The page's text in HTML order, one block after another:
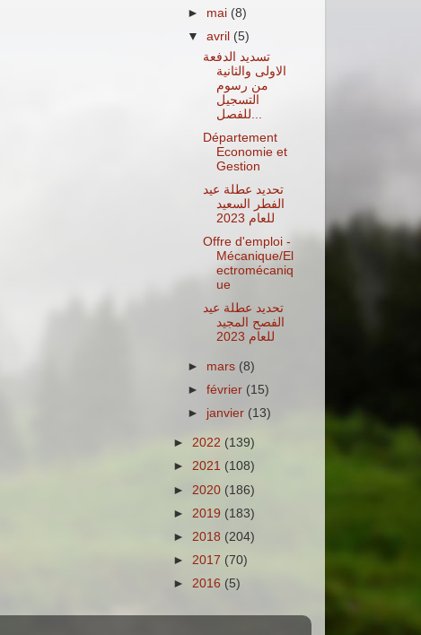
► mai (8)
▼avril (5)
تسديد الدفعة
الاولى والثانية
من رسوم
التسجيل
Département
Economie et
Gestion
تحديد عطلة عيد
الفطر السعيد
للعام 2023
Offre d'emploi -
Mécanique/El
ectromécaniq
ue
تحديد عطلة عيد
الفصح المجيد
للعام 2023
► mars (8)
►février (15)
► janvier (13)
► 2022 (139)
► 2021 (108)
► 2020 (186)
► 2019 (183)
► 2018 (204)
► 2017 (70)
► 2016 (5)